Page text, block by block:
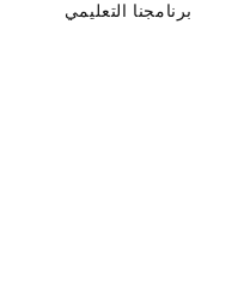
برنامجنا التعليمي